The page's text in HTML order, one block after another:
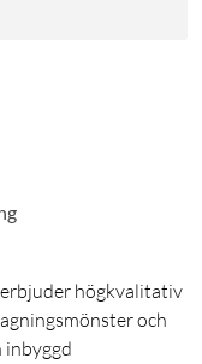
högkvalitativ
och
inbyggd